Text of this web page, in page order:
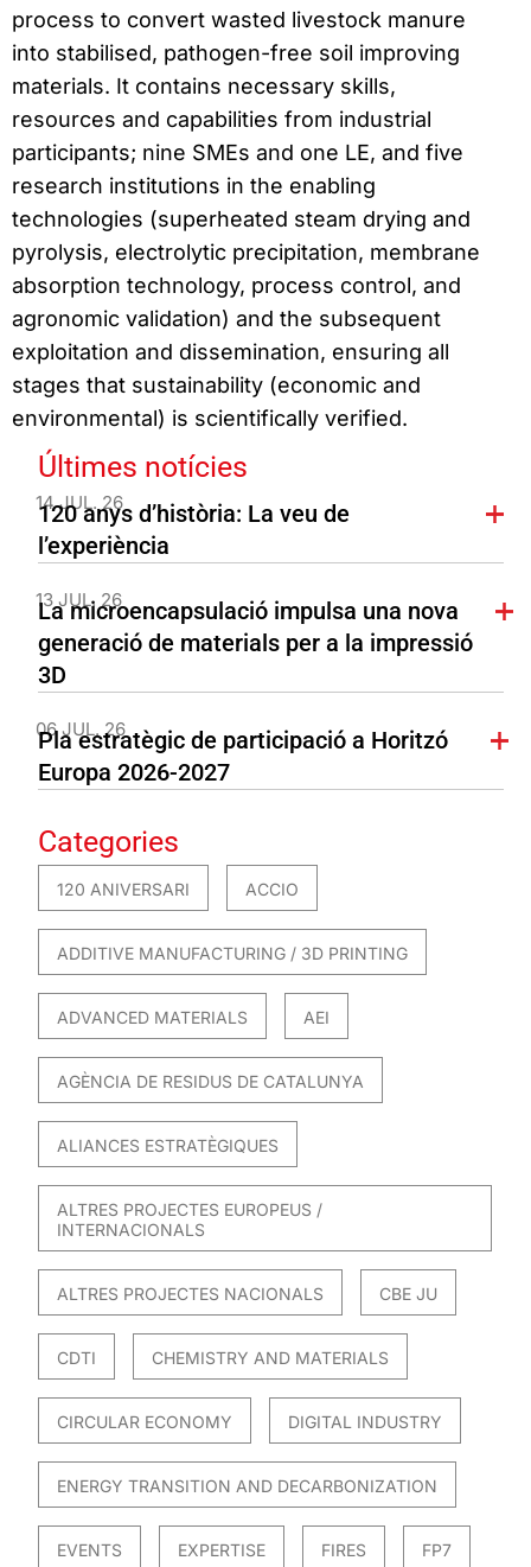
process to convert wasted livestock manure
into stabilised, pathogen-free soil improving
materials. It contains necessary skills,
resources and capabilities from industrial
participants; nine SMEs and one LE, and five
research institutions in the enabling
technologies (superheated steam drying and
pyrolysis, electrolytic precipitation, membrane
absorption technology, process control, and
agronomic validation) and the subsequent
exploitation and dissemination, ensuring all
stages that sustainability (economic and
environmental) is scientifically verified.
Últimes notícies
14 JUL. 26
120 anys d’història: La veu de
l’experiència
13 JUL. 26
La microencapsulació impulsa una nova
generació de materials per a la impressió
3D
06 JUL. 26
Pla estratègic de participació a Horitzó
Europa 2026-2027
Categories
120 ANIVERSARI ACCIO
ADDITIVE MANUFACTURING / 3D PRINTING
ADVANCED MATERIALS AEI
AGÈNCIA DE RESIDUS DE CATALUNYA
ALIANCES ESTRATÈGIQUES
ALTRES PROJECTES EUROPEUS /
INTERNACIONALS
ALTRES PROJECTES NACIONALS CBE JU
CDTI CHEMISTRY AND MATERIALS
CIRCULAR ECONOMY DIGITAL INDUSTRY
ENERGY TRANSITION AND DECARBONIZATION
EVENTS EXPERTISE FIRES FP7